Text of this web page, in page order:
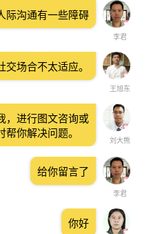
李君
际沟通有一些障碍
王旭东
交场合不太适应。
刘大熊
，进行图文咨询或
你解决问题。
李君
给你留言了
你好